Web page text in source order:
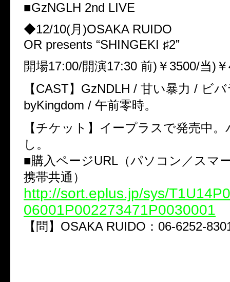
■GzNGLH 2nd LIVE
◆12/10(月)OSAKA RUIDO
OR presents “SHINGEKI ♯2”
開場17:00/開演17:30 前)￥3500/当)
【CAST】GzNDLH / 甘い暴力 / ビ
byKingdom / 午前零時。
【チケット】イープラスで発売中
し。
■購入ページURL（パソコン／スマ
携帯共通）
http://sort.eplus.jp/sys/
06001P002273471P0030001
【問】OSAKA RUIDO：06-6252-